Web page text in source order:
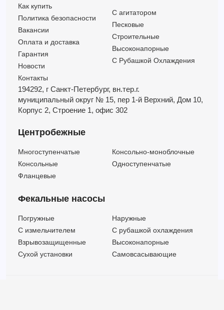
Как купить
Политика безопасности
Вакансии
Оплата и доставка
Гарантия
Новости
Контакты
C агитатором
Песковые
Строительные
Высоконапорные
С Рубашкой Охлаждения
194292, г Санкт-Петербург, вн.тер.г.
муниципальный округ № 15, пер 1-й Верхний, Дом 10,
Корпус 2, Строение 1, офис 302
Центробежные
Многоступенчатые
Консольно-моноблочные
Консольные
Одноступенчатые
Фланцевые
Фекальные насосы
Погружные
Наружные
C измельчителем
С рубашкой охлаждения
Взрывозащищенные
Высоконапорные
Сухой установки
Самовсасывающие